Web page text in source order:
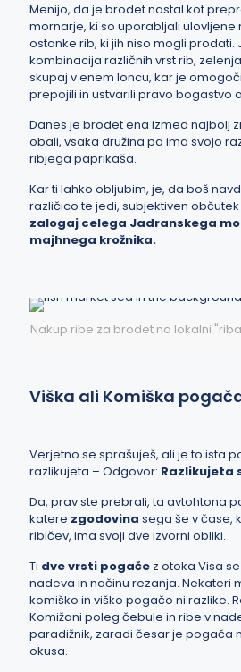
Menijo, da je brodet nastal kot
mornarje, ki so uporabljali
ostanke rib, ki jih niso mogli prodati.
kombinacija različnih vrst rib,
skupaj v enem loncu, kar je
prepojili in ustvarili pravo bogastvo
Danes je brodet ena izmed najbolj
obali, vsaka družina pa ima svojo
ribjega paprikaša.
Kar ti lahko obljubim, je, da boš
različico te jedi, subjektiven
zalogaj celega Jadranskega
majhnega krožnika.
Nakup ribe za brodet na lokalni
Viška ali Komiška
Verjetno se sprašuješ, ali je to ista
razlikujeta – Odgovor: Razlikujeta
Da, prav ste prebrali, ta avtohtona
katere zgodovina sega še v čase,
ribičev, ima svoji dve izvorni obliki.
Ti dve vrsti pogače z otoka Visa
nadeva in načinu rezanja. Nekateri
komiško in viško pogačo ni razlike.
Komižani poleg čebule in ribe v
paradižnik, zaradi česar je pogača
okusa.